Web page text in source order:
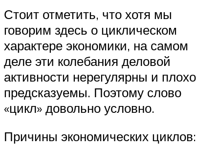
Стоит отметить, что хотя мы
говорим здесь о циклическом
характере экономики, на самом
деле эти колебания деловой
активности нерегулярны и плохо
предсказуемы. Поэтому слово
«цикл» довольно условно.
Причины экономических циклов: